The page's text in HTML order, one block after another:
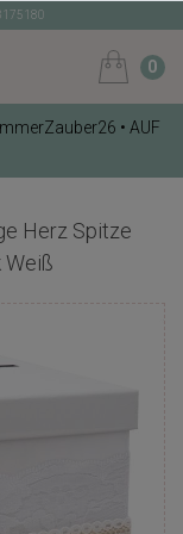
0
• AUF
Herz Spitze
Weiß